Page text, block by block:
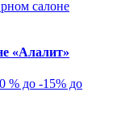
«Алалит»
% до -15% до